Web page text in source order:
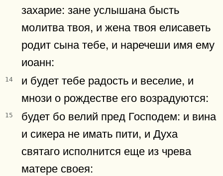
захарие: зане услышана бысть
молитва твоя, и жена твоя елисаветь
родит сына тебе, и наречеши имя ему
иоанн:
14
и будет тебе радость и веселие, и
мнози о рождестве его возрадуются:
15
будет бо велий пред Господем: и вина
и сикера не имать пити, и Духа
святаго исполнится еще из чрева
матере своея: